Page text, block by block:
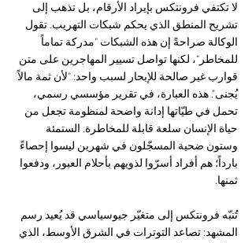
لا تكتفي فرونتكس بإيراد الأرقام، بل تذهب إلى
تشريح المنطق الذي يحكم شبكات التهريب. تقول
الوكالة صراحةً إن هذه الشبكات "مدركة تماماً
للمخاطر"، لكنها تواصل تسيير المهاجرين على متن
قوارب غير صالحة للإبحار لسبب واحد: "لأن ثمة مالاً
يُجنى". هذه العبارة، في تقرير مؤسسي رسمي،
تحمل في طيّاتها إدانة واضحة لمنظومة تجعل من
حياة الإنسان سلعة قابلة للمخاطرة. الستمئة
وستون ضحية المسجّلون في شهرين ليسوا إحصاءً
بارداً؛ هم أفراد أسرّوا لذويهم بأحلام العبور، ودفعوا
ثمنها.
تُنبّه فرونتكس إلى متغيّر جيوسياسي قد يُعيد رسم
المشهد: تصاعد التوترات في الشرق الأوسط، الذي